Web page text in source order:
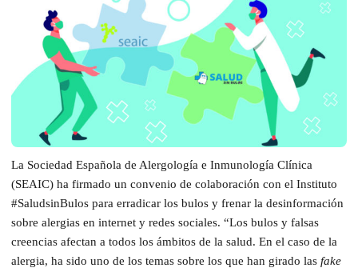
La Sociedad Española de Alergología e Inmunología Clínica
(SEAIC) ha firmado un convenio de colaboración con el Instituto
#SaludsinBulos para erradicar los bulos y frenar la desinformación
sobre alergias en internet y redes sociales. “Los bulos y falsas
creencias afectan a todos los ámbitos de la salud. En el caso de la
alergia, ha sido uno de los temas sobre los que han girado las fake